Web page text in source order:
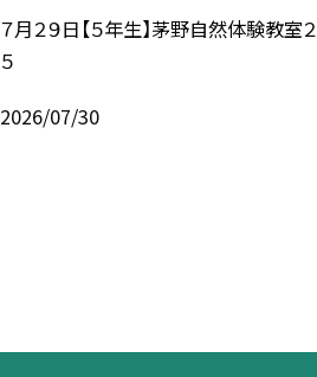
７月２９日【５年生】茅野自然体験教室２
５
2026/07/30